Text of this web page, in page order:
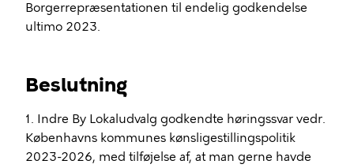
Borgerrepræsentationen til endelig godkendelse
ultimo 2023.
Beslutning
1. Indre By Lokaludvalg godkendte høringssvar vedr.
Københavns kommunes kønsligestillingspolitik
2023-2026, med tilføjelse af, at man gerne havde